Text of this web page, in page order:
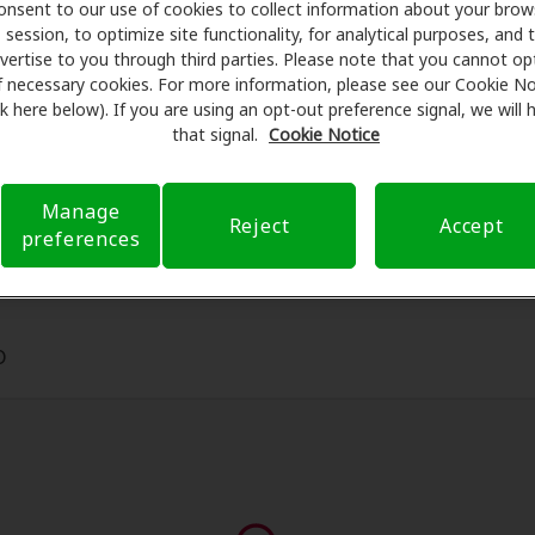
to our use of cookies to collect information about your
session, to optimize site functionality, for analytical purposes, and
to you through third parties. Please note that you cannot
necessary cookies. For more information, please see our Cookie
here below). If you are using an opt-out preference signal, we will
that signal. Cookie Notice
Manage
preferences
Reject Accept
en audífonos y atención auditiva. Nuestros
profesionales licenciados para evaluaciones, pruebas de
Amplifon Hearing Health Care se encarga de
bolsillo y de presentar una derivación. Nuestro objetivo
y liberarlo de preocupaciones con nuestro apoyo